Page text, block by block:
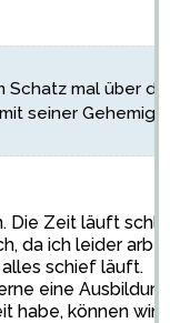
Schatz mal über
seiner
Die Zeit läuft
da ich leider
schief läuft.
eine
habe, können wir